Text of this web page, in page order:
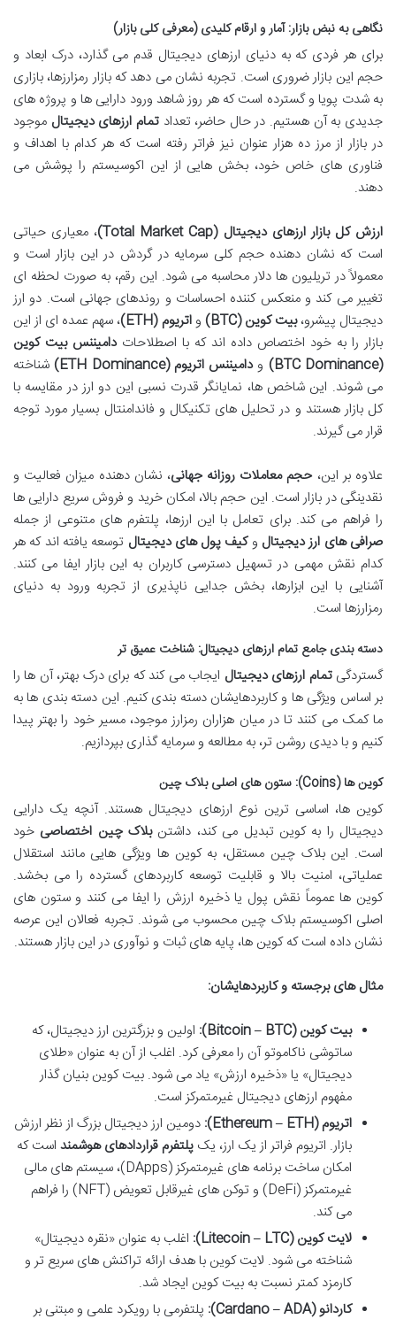
نگاهی به نبض بازار: آمار و ارقام کلیدی (معرفی کلی بازار)
برای هر فردی که به دنیای ارزهای دیجیتال قدم می گذارد، درک ابعاد و
حجم این بازار ضروری است. تجربه نشان می دهد که بازار رمزارزها، بازاری
به شدت پویا و گسترده است که هر روز شاهد ورود دارایی ها و پروژه های
جدیدی به آن هستیم. در حال حاضر، تعدادتمام ارزهای دیجیتال موجود
در بازار از مرز ده هزار عنوان نیز فراتر رفته است که هر کدام با اهداف و
فناوری های خاص خود، بخش هایی از این اکوسیستم را پوشش می
دهند.
ارزش کل بازار ارزهای دیجیتال (Total Market Cap)
، معیاری حیاتی
است که نشان دهنده حجم کلی سرمایه در گردش در این بازار است و
معمولاً در تریلیون ها دلار محاسبه می شود. این رقم، به صورت لحظه ای
تغییر می کند و منعکس کننده احساسات و روندهای جهانی است. دو ارز
دیجیتال پیشرو،بیت کوین (BTC) واتریوم (ETH)
، سهم عمده ای از این
بازار را به خود اختصاص داده اند که با اصطلاحاتدامیننس بیت کوین
(BTC Dominance)
ودامیننس اتریوم (ETH Dominance)
شناخته
می شوند. این شاخص ها، نمایانگر قدرت نسبی این دو ارز در مقایسه با
کل بازار هستند و در تحلیل های تکنیکال و فاندامنتال بسیار مورد توجه
قرار می گیرند.
علاوه بر این،حجم معاملات روزانه جهانی، نشان دهنده میزان فعالیت و
نقدینگی در بازار است. این حجم بالا، امکان خرید و فروش سریع دارایی ها
را فراهم می کند. برای تعامل با این ارزها، پلتفرم های متنوعی از جمله
صرافی های ارز دیجیتال وکیف پول های دیجیتال توسعه یافته اند که هر
کدام نقش مهمی در تسهیل دسترسی کاربران به این بازار ایفا می کنند.
آشنایی با این ابزارها، بخش جدایی ناپذیری از تجربه ورود به دنیای
رمزارزها است.
دسته بندی جامع تمام ارزهای دیجیتال: شناخت عمیق تر
گستردگیتمام ارزهای دیجیتال ایجاب می کند که برای درک بهتر، آن ها را
بر اساس ویژگی ها و کاربردهایشان دسته بندی کنیم. این دسته بندی ها به
ما کمک می کنند تا در میان هزاران رمزارز موجود، مسیر خود را بهتر پیدا
کنیم و با دیدی روشن تر، به مطالعه و سرمایه گذاری بپردازیم.
کوین ها (Coins): ستون های اصلی بلاک چین
کوین ها، اساسی ترین نوع ارزهای دیجیتال هستند. آنچه یک دارایی
دیجیتال را به کوین تبدیل می کند، داشتنبلاک چین اختصاصی خود
است. این بلاک چین مستقل، به کوین ها ویژگی هایی مانند استقلال
عملیاتی، امنیت بالا و قابلیت توسعه کاربردهای گسترده را می بخشد.
کوین ها عموماً نقش پول یا ذخیره ارزش را ایفا می کنند و ستون های
اصلی اکوسیستم بلاک چین محسوب می شوند. تجربه فعالان این عرصه
نشان داده است که کوین ها، پایه های ثبات و نوآوری در این بازار هستند.
مثال های برجسته و کاربردهایشان:
بیت کوین (Bitcoin – BTC):
اولین و بزرگترین ارز دیجیتال، که
ساتوشی ناکاموتو آن را معرفی کرد. اغلب از آن به عنوان «طلای
دیجیتال» یا «ذخیره ارزش» یاد می شود. بیت کوین بنیان گذار
مفهوم ارزهای دیجیتال غیرمتمرکز است.
اتریوم (Ethereum – ETH):
دومین ارز دیجیتال بزرگ از نظر ارزش
بازار. اتریوم فراتر از یک ارز، یک پلتفرم قراردادهای هوشمند است که
امکان ساخت برنامه های غیرمتمرکز (DApps)، سیستم های مالی
غیرمتمرکز (DeFi) و توکن های غیرقابل تعویض (NFT) را فراهم
می کند.
لایت کوین (Litecoin – LTC):
اغلب به عنوان «نقره دیجیتال»
شناخته می شود. لایت کوین با هدف ارائه تراکنش های سریع تر و
کارمزد کمتر نسبت به بیت کوین ایجاد شد.
کاردانو (Cardano – ADA):
پلتفرمی با رویکرد علمی و مبتنی بر